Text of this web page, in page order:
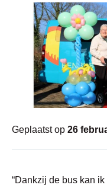
Geplaatst op 26
“Dankzij de bus kan